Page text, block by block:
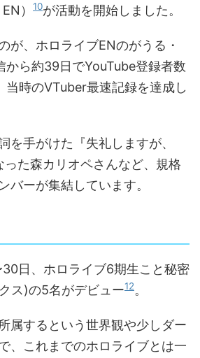
） 10が活動を開始しました。
が、ホロライブENのがうる・
から約39日でYouTube登録者数
当時のVTuber最速記録を達成し
を手がけた『失礼しますが、
た森カリオペさんなど、規格
バーが集結しています。
日、ホロライブ6期生こと秘密
ス)の5名がデビュー12。
属するという世界観や少しダー
、これまでのホロライブとは一